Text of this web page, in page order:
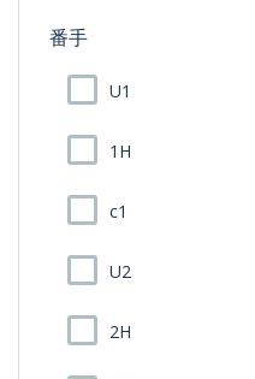
番手
U1
1H
c1
U2
2H